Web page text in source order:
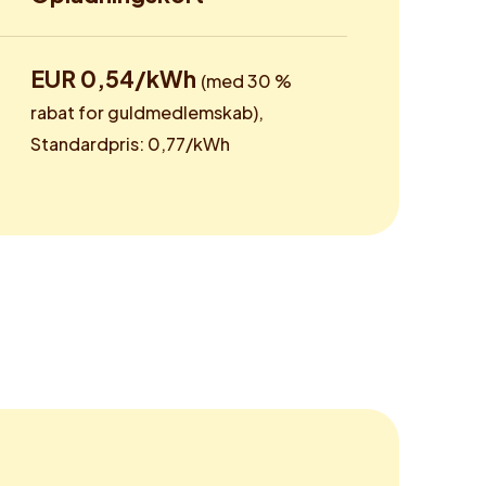
EUR 0,54/kWh (med 30 %
rabat for guldmedlemskab),
Standardpris: 0,77/kWh